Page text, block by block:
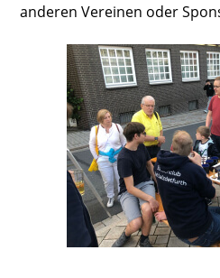
anderen Vereinen oder